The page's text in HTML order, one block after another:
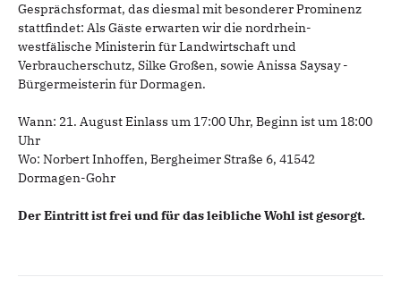
Gesprächsformat, das diesmal mit besonderer Prominenz
stattfindet: Als Gäste erwarten wir die nordrhein-
westfälische Ministerin für Landwirtschaft und
Verbraucherschutz, Silke Großen, sowie Anissa Saysay -
Bürgermeisterin für Dormagen.
Wann: 21. August Einlass um 17:00 Uhr, Beginn ist um 18:00
Uhr
Wo: Norbert Inhoffen, Bergheimer Straße 6, 41542
Dormagen-Gohr
Der Eintritt ist frei und für das leibliche Wohl ist gesorgt.